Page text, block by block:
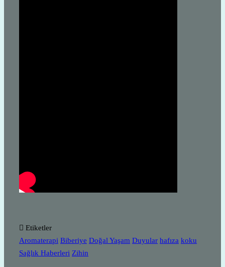
Etiketler
Aromaterapi Biberiye Doğal Yaşam Duyular hafıza koku
Sağlık Haberleri Zihin